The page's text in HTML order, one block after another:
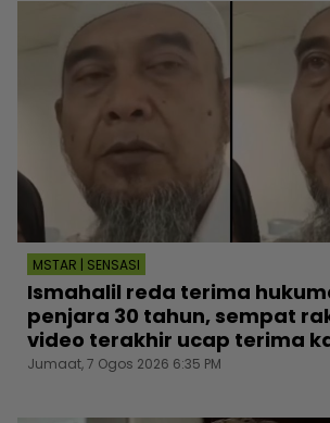
MSTAR | SENSASI
Ismahalil reda terima
penjara 30 tahun, sempat
video terakhir ucap terima
Jumaat, 7 Ogos 2026 6:35 PM